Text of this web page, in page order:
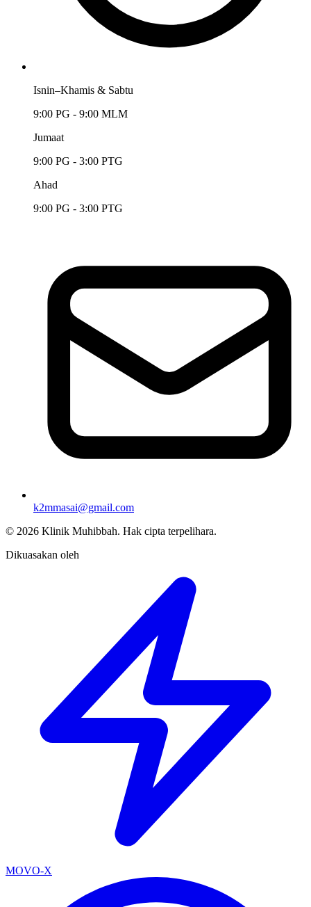
Isnin–Khamis & Sabtu
9:00 PG - 9:00 MLM
Jumaat
9:00 PG - 3:00 PTG
Ahad
9:00 PG - 3:00 PTG
k2mmasai@gmail.com
© 2026 Klinik Muhibbah. Hak cipta terpelihara.
Dikuasakan oleh
MOVO-X